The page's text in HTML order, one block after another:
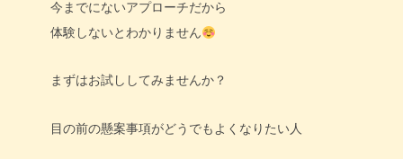
今までにないアプローチだから
体験しないとわかりません
まずはお試ししてみませんか？
目の前の懸案事項がどうでもよくなりたい人